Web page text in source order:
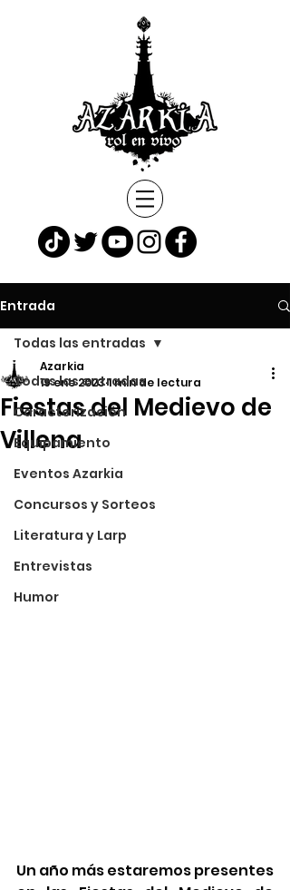
Entrada
Todas las entradas
Caracterización
Equipamiento
Eventos Azarkia
Concursos y Sorteos
Literatura y Larp
Entrevistas
Humor
Todas las entradas
Fiestas del Medievo de
Villena
Azarkia
19 ene 20231 min de lectura
Un año más estaremos presentes